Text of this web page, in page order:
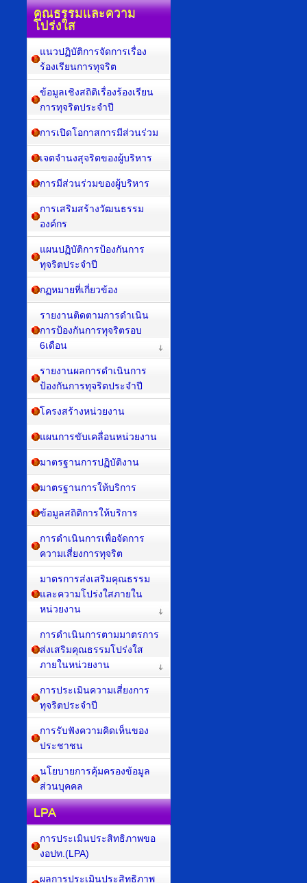
คุณธรรมและความ
โปร่งใส
แนวปฏิบัติการจัดการเรื่อง
ร้องเรียนการทุจริต
ข้อมูลเชิงสถิติเรื่องร้องเรียน
การทุจริตประจำปี
การเปิดโอกาสการมีส่วนร่วม
เจตจำนงสุจริตของผู้บริหาร
การมีส่วนร่วมของผู้บริหาร
การเสริมสร้างวัฒนธรรม
องค์กร
แผนปฏิบัติการป้องกันการ
ทุจริตประจำปี
กฏหมายที่เกี่ยวข้อง
รายงานติดตามการดำเนิน
การป้องกันการทุจริตรอบ
6เดือน
รายงานผลการดำเนินการ
ป้องกันการทุจริตประจำปี
โครงสร้างหน่วยงาน
แผนการขับเคลื่อนหน่วยงาน
มาตรฐานการปฏิบัติงาน
มาตรฐานการให้บริการ
ข้อมูลสถิติการให้บริการ
การดำเนินการเพื่อจัดการ
ความเสี่ยงการทุจริต
มาตรการส่งเสริมคุณธรรม
และความโปร่งใสภายใน
หน่วยงาน
การดำเนินการตามมาตรการ
ส่งเสริมคุณธรรมโปร่งใส
ภายในหน่วยงาน
การประเมินความเสี่ยงการ
ทุจริตประจำปี
การรับฟังความคิดเห็นของ
ประชาชน
นโยบายการคุ้มครองข้อมูล
ส่วนบุคคล
LPA
การประเมินประสิทธิภาพขอ
งอปท.(LPA)
ผลการประเมินประสิทธิภาพ